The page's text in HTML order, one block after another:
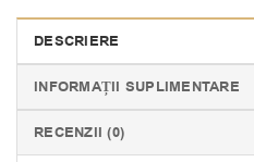
DESCRIERE
INFORMAȚII SUPLIMENTARE
RECENZII (0)